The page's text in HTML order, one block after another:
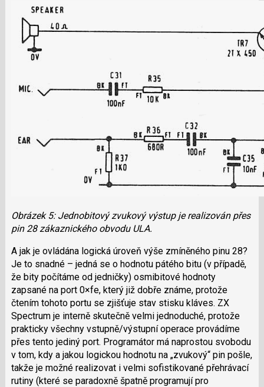
Obrázek 5: Jednobitový zvukový výstup je realizován přes
pin 28 zákaznického obvodu ULA.
A jak je ovládána logická úroveň výše zmíněného pinu 28?
Je to snadné – jedná se o hodnotu pátého bitu (v případě,
že bity počítáme od jedničky) osmibitové hodnoty
zapsané na port 0×fe, který již dobře známe, protože
čtením tohoto portu se zjišťuje stav stisku kláves. ZX
Spectrum je interně skutečně velmi jednoduché, protože
prakticky všechny vstupně/výstupní operace provádíme
přes tento jediný port. Programátor má naprostou svobodu
v tom, kdy a jakou logickou hodnotu na „zvukový“ pin pošle,
takže je možné realizovat i velmi sofistikované přehrávací
rutiny (které se paradoxně špatně programují pro